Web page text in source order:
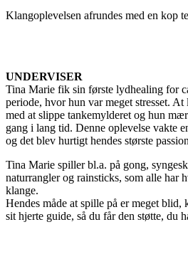
Klangoplevelsen afrundes med en kop
UNDERVISER
Tina Marie fik sin første lydhealing for
periode, hvor hun var meget stresset.
med at slippe tankemylderet og hun
gang i lang tid. Denne oplevelse vakte
og det blev hurtigt hendes største
Tina Marie spiller bl.a. på gong,
naturrangler og rainsticks, som alle har
klange.
Hendes måde at spille på er meget
sit hjerte guide, så du får den støtte, du